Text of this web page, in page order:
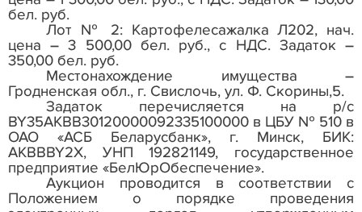
бел. руб.
Лот № 2: Картофелесажалка Л202, нач.
цена – 3 500,00 бел. руб., с НДС. Задаток –
350,00 бел. руб.
Местонахождение имущества –
Гродненская обл., г. Свислочь, ул. Ф. Скорины,5.
Задаток перечисляется на р/с
BY35AKBB30120000092335100000 в ЦБУ № 510 в
ОАО «АСБ Беларусбанк», г. Минск, БИК:
AKBBBY2X, УНП 192821149, государственное
предприятие «БелЮрОбеспечение».
Аукцион проводится в соответствии с
Положением о порядке проведения